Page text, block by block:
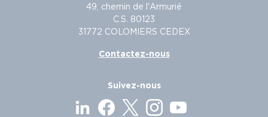
49, chemin de l'Armurié
C.S. 80123
31772 COLOMIERS CEDEX
Contactez-nous
Suivez-nous